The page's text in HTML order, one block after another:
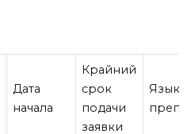
Дата
начала
Крайний
срок
подачи
заявки
Язык